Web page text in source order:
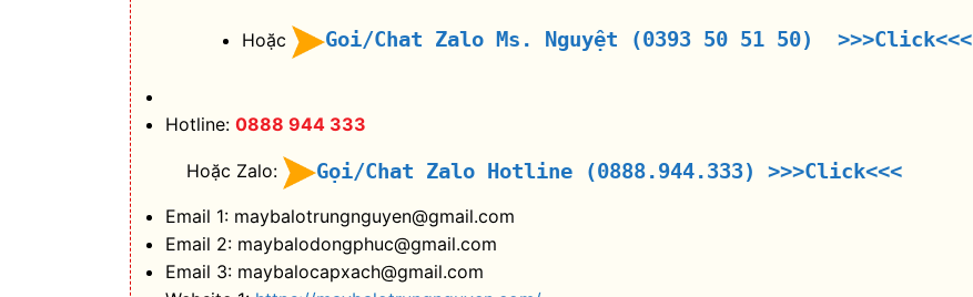
Hoặc Goi/Chat Zalo Ms. Nguyệt (0393 50 51 50) >>>Click<<<
Hotline: 0888 944 333
Hoặc Zalo: Gọi/Chat Zalo Hotline (0888.944.333) >>>Click<<<
Email 1: maybalotrungnguyen@gmail.com
Email 2: maybalodongphuc@gmail.com
Email 3: maybalocapxach@gmail.com